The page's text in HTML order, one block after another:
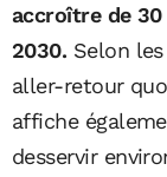
accroître de 30
2030. Selon
aller-retour
affiche
desservir